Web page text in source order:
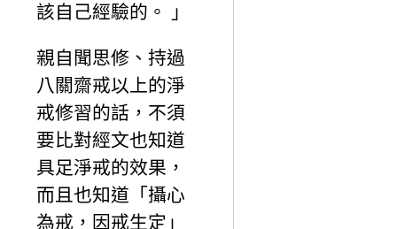
該自己經驗的。 」
親自聞思修、持過
八關齋戒以上的淨
戒修習的話，不須
要比對經文也知道
具足淨戒的效果，
而且也知道「攝心
為戒，因戒生定」